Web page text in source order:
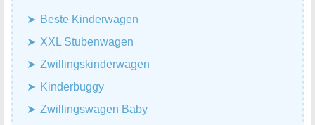
Beste Kinderwagen
XXL Stubenwagen
Zwillingskinderwagen
Kinderbuggy
Zwillingswagen Baby